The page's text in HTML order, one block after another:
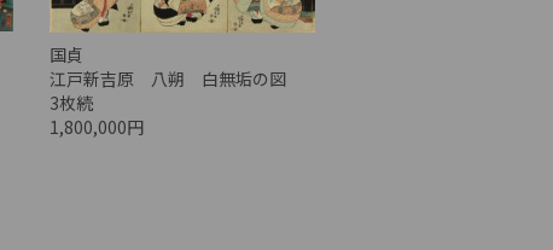
国貞
江戸新吉原 八朔 白無垢の図
3枚続
1,800,000円